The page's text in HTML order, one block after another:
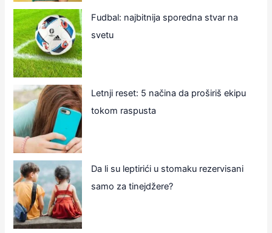
Fudbal: najbitnija sporedna stvar na
svetu
Letnji reset: 5 načina da proširiš ekipu
tokom raspusta
Da li su leptirići u stomaku rezervisani
samo za tinejdžere?